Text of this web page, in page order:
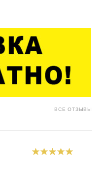
ВСЕ ОТЗЫВЫ